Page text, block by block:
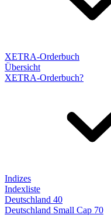
XETRA-Orderbuch
Übersicht
XETRA-Orderbuch?
Indizes
Indexliste
Deutschland 40
Deutschland Small Cap 70